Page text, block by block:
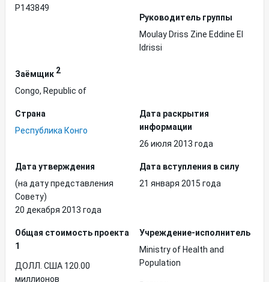
P143849
Руководитель группы
Moulay Driss Zine Eddine El
Idrissi
Заёмщик 2
Congo, Republic of
Страна
Республика Конго
Дата раскрытия
информации
26 июля 2013 года
Дата утверждения
(на дату представления
Совету)
20 декабря 2013 года
Дата вступления в силу
21 января 2015 года
Общая стоимость проекта
1
ДОЛЛ. США 120.00
миллионов
Учреждение-исполнитель
Ministry of Health and
Population